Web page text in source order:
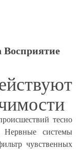
Восприятие
тесно
Нервные системы
чувственных